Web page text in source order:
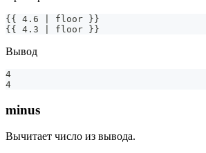
{{ 4.6 | floor }}
{{ 4.3 | floor }}
Вывод
4
4
minus
Вычитает число из вывода.